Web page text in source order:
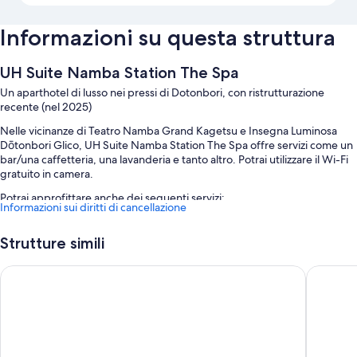
Informazioni su questa struttura
UH Suite Namba Station The Spa
Un aparthotel di lusso nei pressi di Dotonbori, con ristrutturazione
recente (nel 2025)
Nelle vicinanze di Teatro Namba Grand Kagetsu e Insegna Luminosa
Dōtonbori Glico, UH Suite Namba Station The Spa offre servizi come un
bar/una caffetteria, una lavanderia e tanto altro. Potrai utilizzare il Wi-Fi
gratuito in camera.
Potrai approfittare anche dei seguenti servizi:
Servizi di concierge e aree riservate ai non fumatori
Caratteristiche della camera
Informazioni sui diritti di cancellazione
Strutture simili
ESLEAD HOTEL Namba Kuromon Randor